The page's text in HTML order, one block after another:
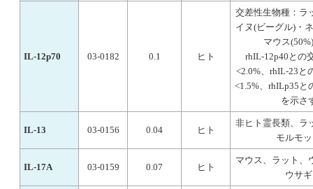
IL-12p70 03-0182 0.1 ヒト
交差性生物種：ラ
イヌ(ビーグル)・
マウス
rhIL-12p40との
<2.0%、rhIL-23と
<1.5%、rhILp35と
を示さ
IL-13 03-0156 0.04 ヒト
非ヒト霊長類、ラ
モルモ
IL-17A 03-0159 0.07 ヒト
マウス、ラット、
ウサギ